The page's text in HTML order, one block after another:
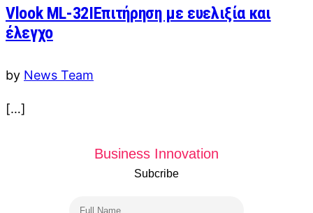
Vlook ML-32IΕπιτήρηση με ευελιξία και
έλεγχο
by News Team
[…]
Business Innovation
Subcribe